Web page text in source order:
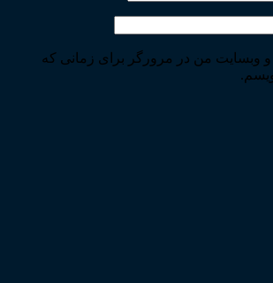
و وبسایت من در مرورگر برای زمانی که